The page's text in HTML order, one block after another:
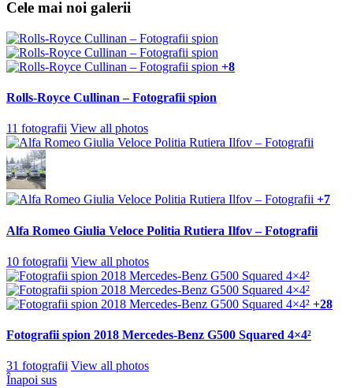
Cele mai noi galerii
+8
Rolls-Royce Cullinan – Fotografii spion
11 fotografii View all photos
+7
Alfa Romeo Giulia Veloce Politia Rutiera Ilfov – Fotografii
10 fotografii View all photos
+28
Fotografii spion 2018 Mercedes-Benz G500 Squared 4×4²
31 fotografii View all photos
Înapoi sus